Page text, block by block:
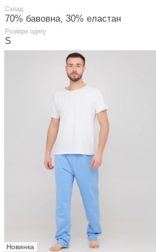
Склад
70% бавовна, 30% еластан
Розміри одягу
S
Новинка